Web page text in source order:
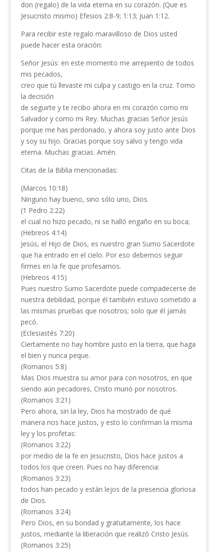
don (regalo) de la vida eterna en su corazón. (Que es
Jesucristo mismo) Efesios 2:8-9; 1:13; Juan 1:12.
Para recibir este regalo maravilloso de Dios usted
puede hacer esta oración:
Señor Jesús: en este momento me arrepiento de todos
mis pecados,
creo que tú llevaste mi culpa y castigo en la cruz. Tomo
la decisión
de seguirte y te recibo ahora en mi corazón como mi
Salvador y como mi Rey. Muchas gracias Señor Jesús
porque me has perdonado, y ahora soy justo ante Dios
y soy su hijo. Gracias porque soy salvo y tengo vida
eterna. Muchas gracias. Amén.
Citas de la Biblia mencionadas:
(Marcos 10:18)
Ninguno hay bueno, sino sólo uno, Dios.
(1 Pedro 2:22)
el cual no hizo pecado, ni se halló engaño en su boca;
(Hebreos 4:14)
Jesús, el Hijo de Dios, es nuestro gran Sumo Sacerdote
que ha entrado en el cielo. Por eso debemos seguir
firmes en la fe que profesamos.
(Hebreos 4:15)
Pues nuestro Sumo Sacerdote puede compadecerse de
nuestra debilidad, porque él también estuvo sometido a
las mismas pruebas que nosotros; solo que él jamás
pecó.
(Eclesiastés 7:20)
Ciertamente no hay hombre justo en la tierra, que haga
el bien y nunca peque.
(Romanos 5:8)
Mas Dios muestra su amor para con nosotros, en que
siendo aún pecadores, Cristo murió por nosotros.
(Romanos 3:21)
Pero ahora, sin la ley, Dios ha mostrado de qué
manera nos hace justos, y esto lo confirman la misma
ley y los profetas:
(Romanos 3:22)
por medio de la fe en Jesucristo, Dios hace justos a
todos los que creen. Pues no hay diferencia:
(Romanos 3:23)
todos han pecado y están lejos de la presencia gloriosa
de Dios.
(Romanos 3:24)
Pero Dios, en su bondad y gratuitamente, los hace
justos, mediante la liberación que realizó Cristo Jesús.
(Romanos 3:25)